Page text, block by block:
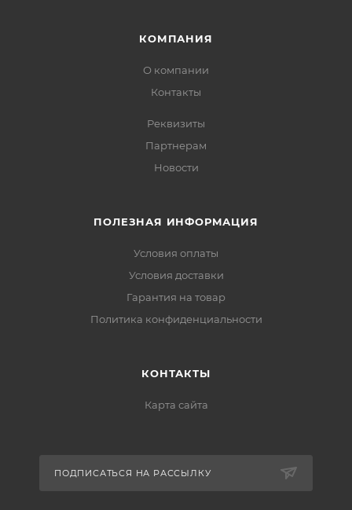
КОМПАНИЯ
О компании
Контакты
Реквизиты
Партнерам
Новости
ПОЛЕЗНАЯ ИНФОРМАЦИЯ
Условия оплаты
Условия доставки
Гарантия на товар
Политика конфиденциальности
КОНТАКТЫ
Карта сайта
ПОДПИСАТЬСЯ НА РАССЫЛКУ